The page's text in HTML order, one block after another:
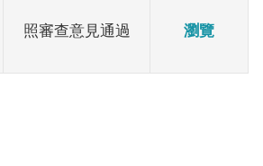
照審查意見通過 瀏覽